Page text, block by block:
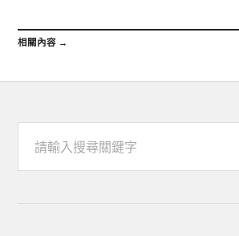
相關內容 →